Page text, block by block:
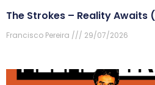
The Strokes – Reality Awaits
Francisco Pereira 29/07/2026